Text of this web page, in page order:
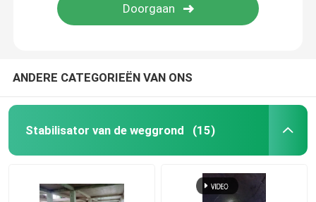
ANDERE CATEGORIEËN VAN ONS
Stabilisator van de weggrond (15)